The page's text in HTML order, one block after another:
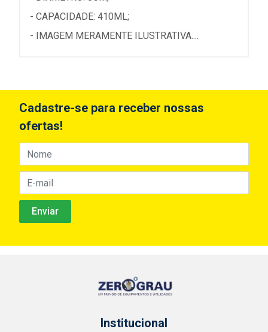
- CAPACIDADE: 410ML;
- IMAGEM MERAMENTE ILUSTRATIVA....
Cadastre-se para receber nossas
ofertas!
Institucional